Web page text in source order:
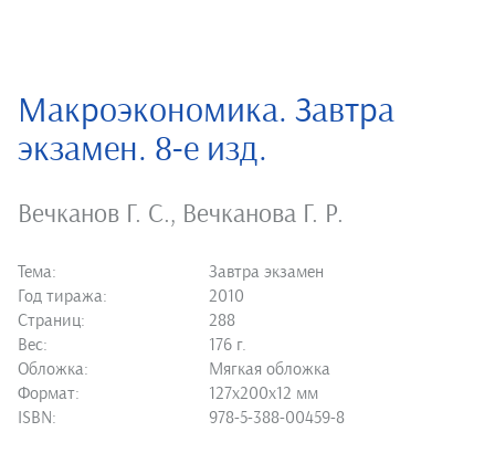
Макроэкономика. Завтра
экзамен. 8-е изд.
Вечканов Г. С., Вечканова Г. Р.
Тема:
Завтра экзамен
Год тиража:
2010
Страниц:
288
Вес:
176 г.
Обложка:
Мягкая обложка
Формат:
127х200х12 мм
ISBN:
978-5-388-00459-8